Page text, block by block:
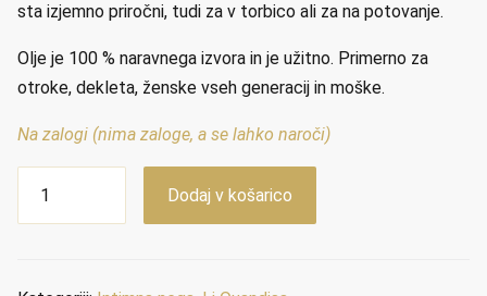
sta izjemno priročni, tudi za v torbico ali za na potovanje.
Olje je 100 % naravnega izvora in je užitno. Primerno za
otroke, dekleta, ženske vseh generacij in moške.
Na zalogi (nima zaloge, a se lahko naroči)
Li
Dodaj v košarico